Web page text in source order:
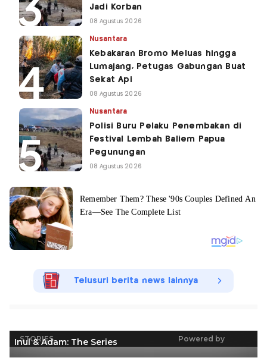
Jadi Korban
08 Agustus 2026
Nusantara
Kebakaran Bromo Meluas hingga
Lumajang, Petugas Gabungan Buat
Sekat Api
08 Agustus 2026
Nusantara
Polisi Buru Pelaku Penembakan di
Festival Lembah Baliem Papua
Pegunungan
08 Agustus 2026
Telusuri berita news lainnya